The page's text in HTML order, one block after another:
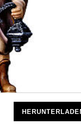
Holz Mod. Original